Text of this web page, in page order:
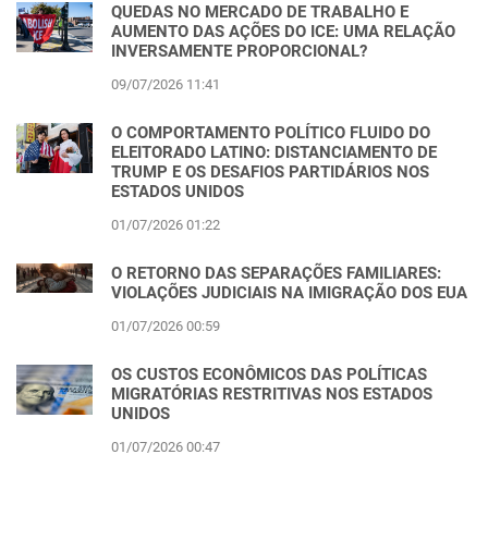
QUEDAS NO MERCADO DE TRABALHO E
AUMENTO DAS AÇÕES DO ICE: UMA RELAÇÃO
INVERSAMENTE PROPORCIONAL?
09/07/2026 11:41
O COMPORTAMENTO POLÍTICO FLUIDO DO
ELEITORADO LATINO: DISTANCIAMENTO DE
TRUMP E OS DESAFIOS PARTIDÁRIOS NOS
ESTADOS UNIDOS
01/07/2026 01:22
O RETORNO DAS SEPARAÇÕES FAMILIARES:
VIOLAÇÕES JUDICIAIS NA IMIGRAÇÃO DOS EUA
01/07/2026 00:59
OS CUSTOS ECONÔMICOS DAS POLÍTICAS
MIGRATÓRIAS RESTRITIVAS NOS ESTADOS
UNIDOS
01/07/2026 00:47